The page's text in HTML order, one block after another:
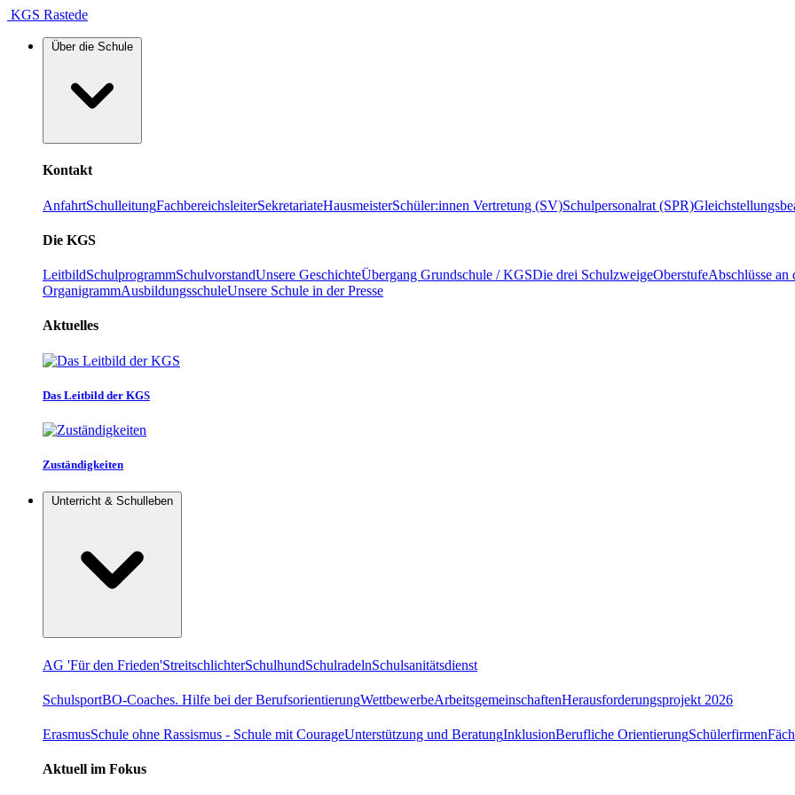
KGS Rastede
Über die Schule
Kontakt
AnfahrtSchulleitungFachbereichsleiterSekretariateHausmeisterSchüler:innen Vertretung (SV)Schulpersonalrat (SPR)
Die KGS
LeitbildSchulprogrammSchulvorstandUnsere GeschichteÜbergang Grundschule / KGSDie drei SchulzweigeOberstufeAbschlüsse an
OrganigrammAusbildungsschuleUnsere Schule in der Presse
Aktuelles
Das Leitbild der KGS
Zuständigkeiten
Unterricht & Schulleben
AG 'Für den Frieden'StreitschlichterSchulhundSchulradelnSchulsanitätsdienst
SchulsportBO-Coaches. Hilfe bei der BerufsorientierungWettbewerbeArbeitsgemeinschaftenHerausforderungsprojekt 2026
ErasmusSchule ohne Rassismus - Schule mit CourageUnterstützung und BeratungInklusionBerufliche OrientierungSchülerfirmen
Aktuell im Fokus